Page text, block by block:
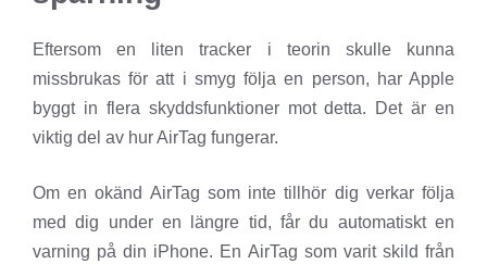
Eftersom en liten tracker i teorin skulle kunna
missbrukas för att i smyg följa en person, har Apple
byggt in flera skyddsfunktioner mot detta. Det är en
viktig del av hur AirTag fungerar.
Om en okänd AirTag som inte tillhör dig verkar följa
med dig under en längre tid, får du automatiskt en
varning på din iPhone. En AirTag som varit skild från